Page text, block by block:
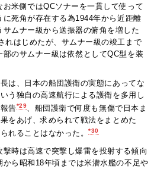
お米側ではQCソナーを一貫して使って
に死角が存在する為1944年から近距離
サムナー級から送振器の俯角を増した
れはじめたが、サムナー級の竣工まで
部のサムナー級は依然としてQC型を装
は、日本の船団護衛の実態にあってな
う独自の高速航行による護衛を多用し
告*29、船団護衛で何度も無傷で日本ま
をあげ、求められて戦法をまとめた
れることはなかった。*30
撃時は高速で突撃し爆雷を投射する傾向
から昭和18年頃までは米潜水艦の不足や